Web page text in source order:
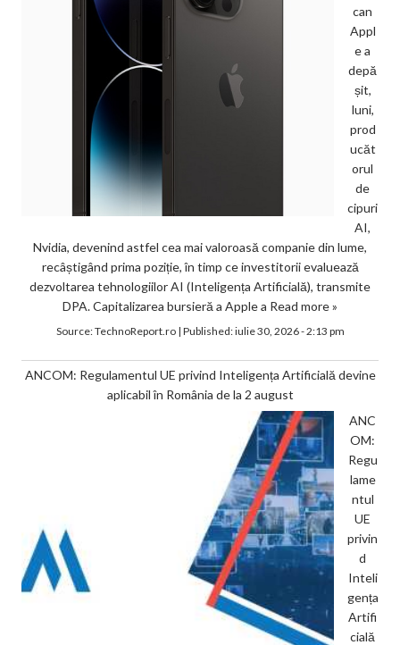
can
Appl
e a
depă
șit,
luni,
prod
ucăt
orul
de
cipuri
AI,
Nvidia, devenind astfel cea mai valoroasă companie din lume,
recâștigând prima poziție, în timp ce investitorii evaluează
dezvoltarea tehnologiilor AI (Inteligența Artificială), transmite
DPA. Capitalizarea bursieră a Apple a Read more »
Source:TechnoReport.ro| Published:iulie 30, 2026 - 2:13 pm
ANCOM: Regulamentul UE privind Inteligența Artificială devine
aplicabil în România de la 2 august
ANC
OM:
Regu
lame
ntul
UE
privin
d
Inteli
gența
Artifi
cială